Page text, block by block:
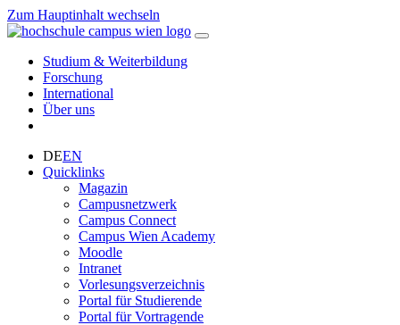
Zum Hauptinhalt wechseln
Studium & Weiterbildung
Forschung
International
Über uns
DEEN
Quicklinks
Magazin
Campusnetzwerk
Campus Connect
Campus Wien Academy
Moodle
Intranet
Vorlesungsverzeichnis
Portal für Studierende
Portal für Vortragende